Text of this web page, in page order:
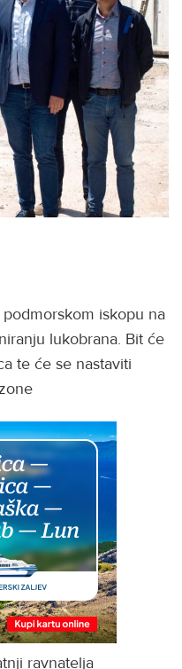
iskopu na
lukobrana. Bit će
te će se nastaviti
ravnatelja